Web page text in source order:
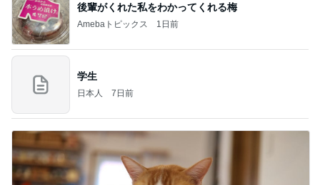
後輩がくれた私をわかってくれる梅
Amebaトピックス 1日前
学生
日本人 7日前